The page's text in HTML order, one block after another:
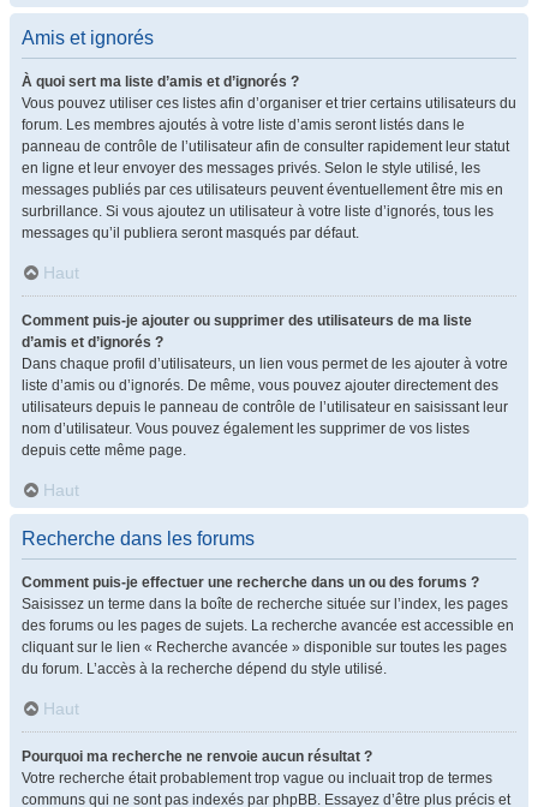
Amis et ignorés
À quoi sert ma liste d’amis et d’ignorés ?
Vous pouvez utiliser ces listes afin d’organiser et trier certains utilisateurs du
forum. Les membres ajoutés à votre liste d’amis seront listés dans le
panneau de contrôle de l’utilisateur afin de consulter rapidement leur statut
en ligne et leur envoyer des messages privés. Selon le style utilisé, les
messages publiés par ces utilisateurs peuvent éventuellement être mis en
surbrillance. Si vous ajoutez un utilisateur à votre liste d’ignorés, tous les
messages qu’il publiera seront masqués par défaut.
Haut
Comment puis-je ajouter ou supprimer des utilisateurs de ma liste
d’amis et d’ignorés ?
Dans chaque profil d’utilisateurs, un lien vous permet de les ajouter à votre
liste d’amis ou d’ignorés. De même, vous pouvez ajouter directement des
utilisateurs depuis le panneau de contrôle de l’utilisateur en saisissant leur
nom d’utilisateur. Vous pouvez également les supprimer de vos listes
depuis cette même page.
Haut
Recherche dans les forums
Comment puis-je effectuer une recherche dans un ou des forums ?
Saisissez un terme dans la boîte de recherche située sur l’index, les pages
des forums ou les pages de sujets. La recherche avancée est accessible en
cliquant sur le lien « Recherche avancée » disponible sur toutes les pages
du forum. L’accès à la recherche dépend du style utilisé.
Haut
Pourquoi ma recherche ne renvoie aucun résultat ?
Votre recherche était probablement trop vague ou incluait trop de termes
communs qui ne sont pas indexés par phpBB. Essayez d’être plus précis et